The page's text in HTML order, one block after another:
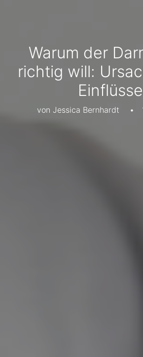
Warum der
richtig will:
Einflüsse
von Jessica Bernhardt •